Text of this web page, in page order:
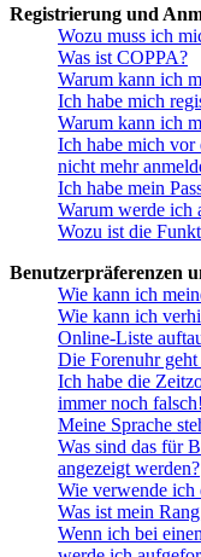
Registrierung und
Wozu muss ich
Was ist COPPA?
Warum kann ich
Ich habe mich
Warum kann ich
Ich habe mich vor
nicht mehr
Ich habe mein
Warum werde ich
Wozu ist die
Benutzerpräferenzen
Wie kann ich
Wie kann ich
Online-Liste
Die Forenuhr
Ich habe die
immer noch falsch!
Meine Sprache
Was sind das für
angezeigt werden?
Wie verwende ich
Was ist mein
Wenn ich bei